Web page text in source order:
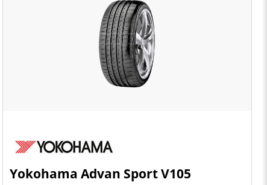
Yokohama Advan Sport V105